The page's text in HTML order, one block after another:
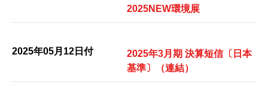
2025NEW環境展
2025年05月12日付
2025年3月期 決算短信〔日本
基準〕（連結）